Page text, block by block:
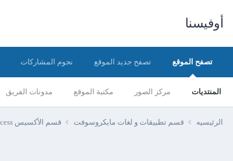
أوفيسنا
تصفح الموقع
المنتديات مركز الصور مكتبة الموقع مدونات الفريق
تصفح جديد الموقع نجوم المشاركات
الرئيسيه قسم تطبيقات و لغات مايكروسوفت قسم الأكسيس Access